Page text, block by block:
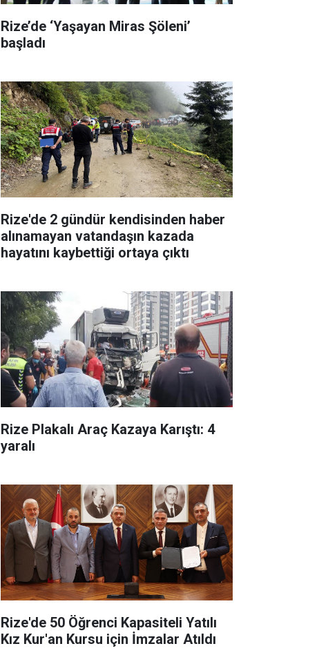
Rize’de ‘Yaşayan Miras Şöleni’
başladı
Rize'de 2 gündür kendisinden haber
alınamayan vatandaşın kazada
hayatını kaybettiği ortaya çıktı
Rize Plakalı Araç Kazaya Karıştı: 4
yaralı
Rize'de 50 Öğrenci Kapasiteli Yatılı
Kız Kur'an Kursu için İmzalar Atıldı